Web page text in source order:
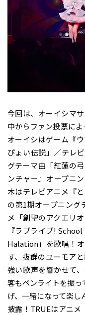
今回は、オーイシマ
中からファン投票によ
オーイシはゲーム『
ぴょい伝説」／テレ
グテーマ曲「紅蓮の
ンチャー』オープニ
木はテレビアニメ『
の第1期オープニン
メ「創聖のアクエリ
『ラブライブ!
Halation」を歌唱！
す、抜群のユーモア
強い歌声を響かせて
客もペンライトを振
げ、一緒になって楽
披露！TRUEはアニ